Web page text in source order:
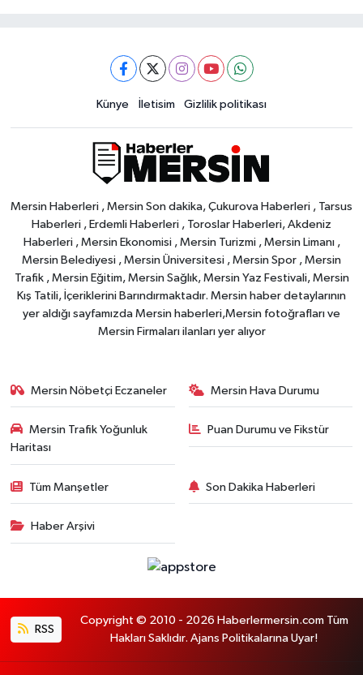
Künye İletisim Gizlilik politikası
Mersin Haberleri , Mersin Son dakika, Çukurova Haberleri , Tarsus
Haberleri , Erdemli Haberleri , Toroslar Haberleri, Akdeniz
Haberleri , Mersin Ekonomisi , Mersin Turizmi , Mersin Limanı ,
Mersin Belediyesi , Mersin Üniversitesi , Mersin Spor , Mersin
Trafik , Mersin Eğitim, Mersin Sağlık, Mersin Yaz Festivali, Mersin
Kış Tatili, İçeriklerini Barındırmaktadır. Mersin haber detaylarının
yer aldığı sayfamızda Mersin haberleri,Mersin fotoğrafları ve
Mersin Firmaları ilanları yer alıyor
Mersin Nöbetçi Eczaneler Mersin Hava Durumu
Mersin Trafik Yoğunluk
Haritası
Puan Durumu ve Fikstür
Tüm Manşetler Son Dakika Haberleri
Haber Arşivi
RSS
Copyright © 2010 - 2026 Haberlermersin.com Tüm
Hakları Saklıdır. Ajans Politikalarına Uyar!